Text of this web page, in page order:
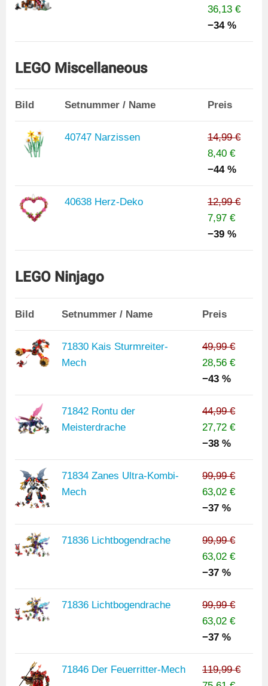
36,13 €
−34 %
LEGO Miscellaneous
Bild Setnummer / Name Preis
40747 Narzissen
14,99 €
8,40 €
−44 %
40638 Herz-Deko
12,99 €
7,97 €
−39 %
LEGO Ninjago
Bild Setnummer / Name Preis
71830 Kais Sturmreiter-
Mech
49,99 €
28,56 €
−43 %
71842 Rontu der
Meisterdrache
44,99 €
27,72 €
−38 %
71834 Zanes Ultra-Kombi-
Mech
99,99 €
63,02 €
−37 %
71836 Lichtbogendrache
99,99 €
63,02 €
−37 %
71836 Lichtbogendrache
99,99 €
63,02 €
−37 %
71846 Der Feuerritter-Mech
119,99 €